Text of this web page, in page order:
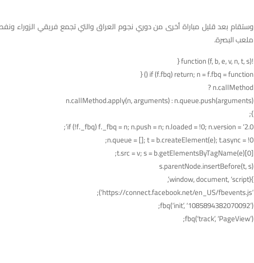
وستقام بعد قليل مباراة أخرى من دوري نجوم العراق والتي تجمع فريقي الزوراء
ملعب البصرة.
!function (f, b, e, v, n, t, s) {
if (f.fbq) return; n = f.fbq = function () {
n.callMethod ?
n.callMethod.apply(n, arguments) : n.queue.push(arguments)
};
if (!f._fbq) f._fbq = n; n.push = n; n.loaded = !0; n.version = ‘2.0’;
n.queue = []; t = b.createElement(e); t.async = !0;
t.src = v; s = b.getElementsByTagName(e)[0];
s.parentNode.insertBefore(t, s)
}(window, document, ‘script’,
‘https://connect.facebook.net/en_US/fbevents.js’);
fbq(‘init’, ‘1085894382070092’);
fbq(‘track’, ‘PageView’);